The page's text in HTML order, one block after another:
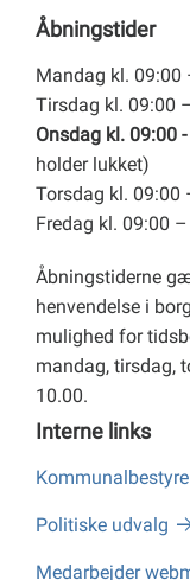
Åbningstider
Mandag kl. 09:00
Tirsdag kl. 09:00
Onsdag kl. 09:00
holder lukket)
Torsdag kl. 09:00
Fredag kl. 09:00
Åbningstiderne
henvendelse i
mulighed for
mandag, tirsdag,
10.00.
Interne links
Politiske udvalg
Medarbejder